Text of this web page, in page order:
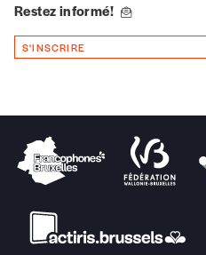
Cadeau
Faites découvrir l'Imag
numéros)
Restez informé!
S'INSCRIRE